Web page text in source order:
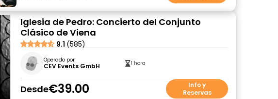
Iglesia de Pedro: Concierto del Conjunto
Clásico de Viena
9.1 (585)
Operado por
CEV Events GmbH 1 hora
Desde€39.00
Info y
Reservas